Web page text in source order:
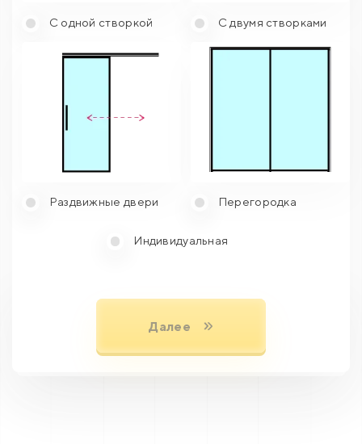
С одной створкой С двумя створками
Раздвижные двери Перегородка
Индивидуальная
Далее